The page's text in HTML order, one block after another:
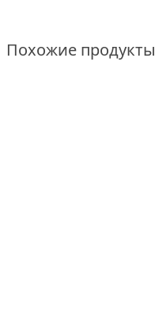
Похожие продукты